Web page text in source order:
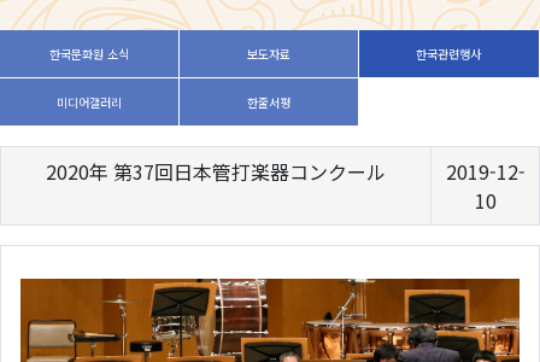
한국문화원 소식 보도자료 한국관련행사
미디어갤러리 한줄서평
2020年 第37回日本管打楽器コンクール
2019-12-
10